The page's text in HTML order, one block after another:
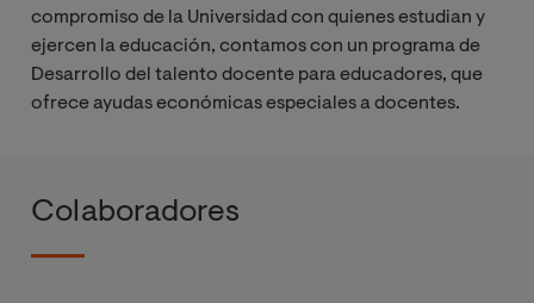
compromiso de la Universidad con quienes estudian y
ejercen la educación, contamos con un programa de
Desarrollo del talento docente para educadores, que
ofrece ayudas económicas especiales a docentes.
Colaboradores